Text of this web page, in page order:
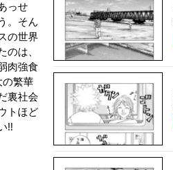
っせ
。そん
の世界
のは、
肉強食
繁華
裏社会
トほど
!!